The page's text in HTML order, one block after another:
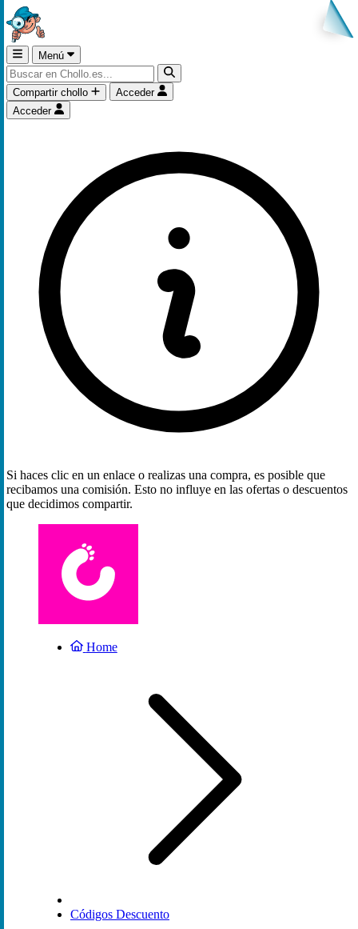
Menú
Compartir chollo
Acceder
Acceder
Si haces clic en un enlace o realizas una compra, es posible que
recibamos una comisión. Esto no influye en las ofertas o descuentos
que decidimos compartir.
Home
Códigos Descuento